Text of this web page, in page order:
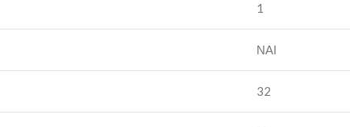
1
ΝΑΙ
32